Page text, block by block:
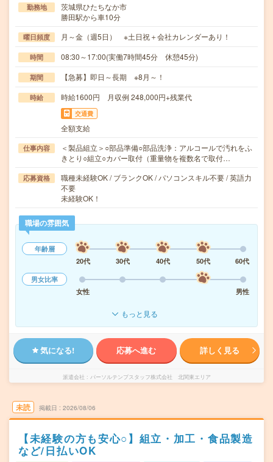
勤務地
茨城県ひたちなか市
勝田駅から車10分
曜日頻度 月～金（週5日） ※土日祝＋会社カレンダーあり！
時間 08:30～17:00(実働7時間45分 休憩45分)
期間 【急募】即日～長期 ※8月～！
時給 時給1600円 月収例 248,000円+残業代
交通費
全額支給
仕事内容
＜製品組立＞○部品準備○部品洗浄：アルコールで汚れをふ
きとり○組立○カバー取付（重量物を複数名で取付…
応募資格
職種未経験OK / ブランクOK / パソコンスキル不要 / 英語力
不要
未経験OK！
職場の雰囲気
年齢層
20代
30代 40代 50代
60代
男女比率
女性
男性
もっと見る
気になる! 応募へ進む 詳しく見る
派遣会社 パーソルテンプスタッフ株式会社 北関東エリア
未読 掲載日 2026/08/06
【未経験の方も安心○】組立・加工・食品製造
など/日払いOK